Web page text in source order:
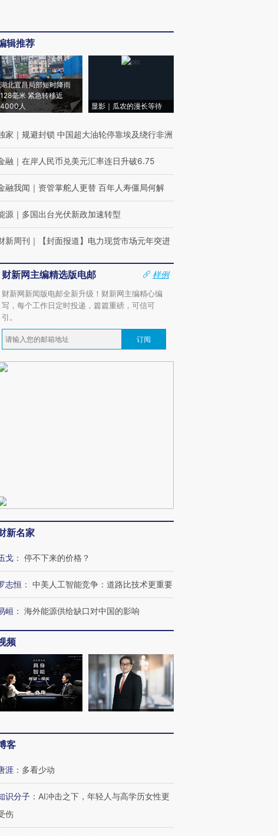
的吸金
么让中产们甘
虐”？
马航飞行员跨国走私7万
粒摇头丸 尿检体内含3种
毒品
视线｜被称为“蟑螂”的印
度Z世代 用街头抗争将教
育部长拱下台
进第四届链博
智科技“链”接产
【特别呈现】寻找100种
有意思的生活方式·第三对
【商旅对话】华住集团
CFO：不靠规模取胜，华
住三大增长引擎是什么？
辑推荐
湖北宜昌局部短时降雨
128毫米 紧急转移近
4000人
显影｜瓜农的漫长等待
家 ｜ 规避封锁 中国超大油轮停靠埃及绕行非洲
融 ｜ 在岸人民币兑美元汇率连日升破6.75
融我闻 ｜ 资管掌舵人更替 百年人寿僵局何解
源 ｜ 多国出台光伏新政加速转型
新周刊 ｜ 【封面报道】电力现货市场元年突进
财新网主编精选版电邮
样例
财新网新闻版电邮全新升级！财新网主编精心编
写，每个工作日定时投递，篇篇重磅，可信可
引。
订阅
新名家
戈 ： 停不下来的价格？
志恒 ： 中美人工智能竞争：道路比技术更重要
峘 ： 海外能源供给缺口对中国的影响
频
客
涯 ： 多看少动
识分子 ： AI冲击之下，年轻人与高学历女性更
伤